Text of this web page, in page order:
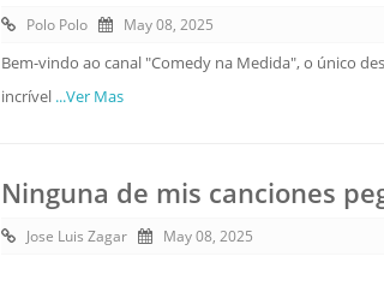
Polo Polo May 08, 2025
Bem-vindo ao canal "Comedy na Medida", o único
incrível ...Ver Mas
Ninguna de mis canciones
Jose Luis Zagar May 08, 2025